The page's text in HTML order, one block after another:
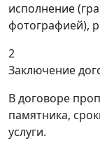
исполнение
фотографией),
2
Заключение
В договоре
памятника,
услуги.